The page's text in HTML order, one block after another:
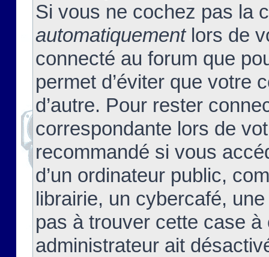
Si vous ne cochez pas la
automatiquementlors de
connecté au forum que
permet d’éviter que votre
d’autre. Pour rester
correspondante lors de
recommandé si vous
d’un ordinateur public,
librairie, un cybercafé,
pas à trouver cette case à
administrateur ait